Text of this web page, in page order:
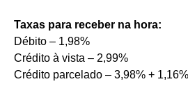
Taxas para receber na hora:
Débito – 1,98%
Crédito à vista – 2,99%
Crédito parcelado – 3,98% +